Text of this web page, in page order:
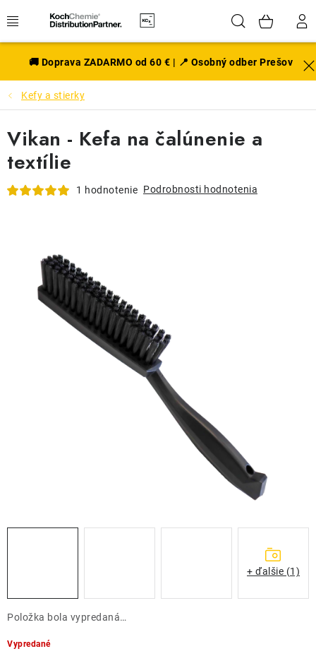
na
Hľadať
EXTERIÉR
DISKY A PNEU
INTERIÉR
PRÍSLUŠENSTVO
NOVINKY V SORTIMENTE
THE FINISHER
DARČEKOVÉ POUKAZY
🚚 Doprava ZADARMO od 60 € | 📍 Osobný odber Prešov
Kefy a stierky
Položka bola vypredaná…
Vypredané
Vikan - Kefa na čalúnenie a
textílie
1 hodnotenie Podrobnosti hodnotenia
+ ďalšie (1)